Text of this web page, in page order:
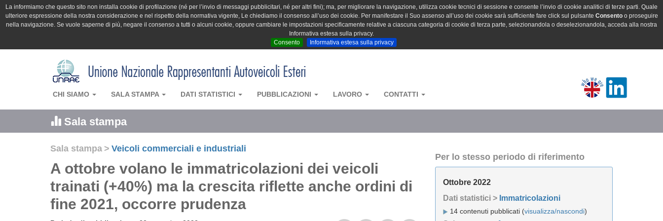
La informiamo che questo sito non installa cookie di profilazione (né per l’invio di messaggi pubblicitari, né per altri fini); ma, per migliorare la navigazione, utilizza cookie tecnici di sessione e consente l’invio di cookie analitici di terze parti. Quale
ulteriore espressione della nostra considerazione e nel rispetto della normativa vigente, Le chiediamo il consenso all’uso dei cookie. Per manifestare il Suo assenso all’uso dei cookie sarà sufficiente fare click sul pulsante Consentoo proseguire
nella navigazione. Se vuole saperne di più, negare il consenso a tutti o alcuni cookie, oppure cambiare le impostazioni specificamente relative a ciascuna categoria di cookie di terza parte, selezionandola o deselezionandola, acceda alla nostra
Informativa estesa sulla privacy.
Consento
Informativa estesa sulla privacy
CHI SIAMO SALA STAMPA DATI STATISTICI PUBBLICAZIONI LAVORO CONTATTI
Sala stampa
Sala stampa > Veicoli commerciali e industriali
A ottobre volano le immatricolazioni dei veicoli
trainati (+40%) ma la crescita riflette anche ordini di
fine 2021, occorre prudenza
Per lo stesso periodo di riferimento
Ottobre 2022
Dati statistici > Immatricolazioni
14 contenuti pubblicati (visualizza/nascondi)